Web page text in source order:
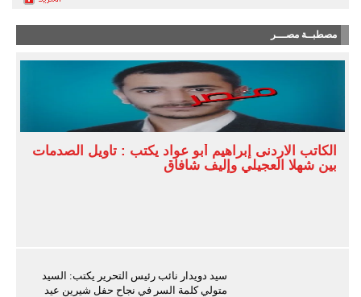
مصطبــة مصـــر
الكاتب الاردنى إبراهيم أبو عواد يكتب : تأويل الصدمات
بين شهلا العجيلي وإليف شافاق
سيد دويدار نائب رئيس التحرير يكتب: السيد
متولي كلمة السر في نجاح حفل شيرين عيد